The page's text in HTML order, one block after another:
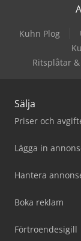
Trumpf Robot
Windmöller
Ziehl Abegg
Kuhn Plog
Ritsplåtar
Sälja
Priser och
Lägga in
Hantera
Boka reklam
Förtroendesigill